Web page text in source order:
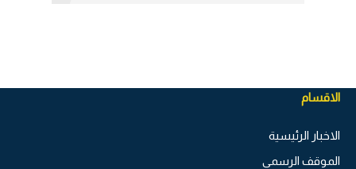
الاقسام
الاخبار الرئيسية
الموقف الرسمي